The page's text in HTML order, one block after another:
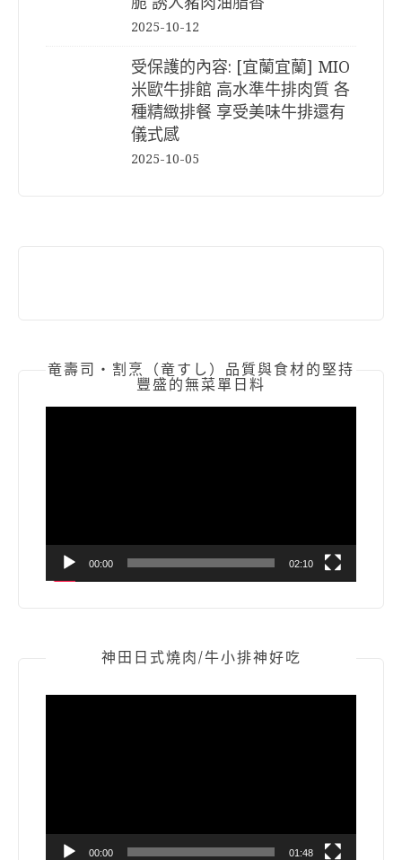
2025-10-12
受保護的內容: [宜蘭宜蘭] MIO
米歐牛排館 高水準牛排肉質 各
種精緻排餐 享受美味牛排還有
儀式感
2025-10-05
竜壽司‧割烹（竜すし）品質與食材的堅持
豐盛的無菜單日料
00:00 02:10
神田日式燒肉/牛小排神好吃
00:00 01:48